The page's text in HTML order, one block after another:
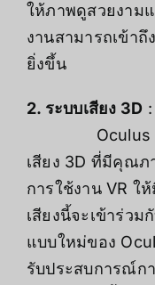
ให้ภาพดูสวยงาม
งานสามารถเข้า
ยิ่งขึ้น
2. ระบบเสียง 3D :
Oculus
เสียง 3D ที่มีคุณภ
การใช้งาน VR ใ
เสียงนี้จะเข้าร่วม
แบบใหม่ของ
รับประสบการณ์ก